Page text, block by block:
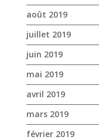
août 2019
juillet 2019
juin 2019
mai 2019
avril 2019
mars 2019
février 2019